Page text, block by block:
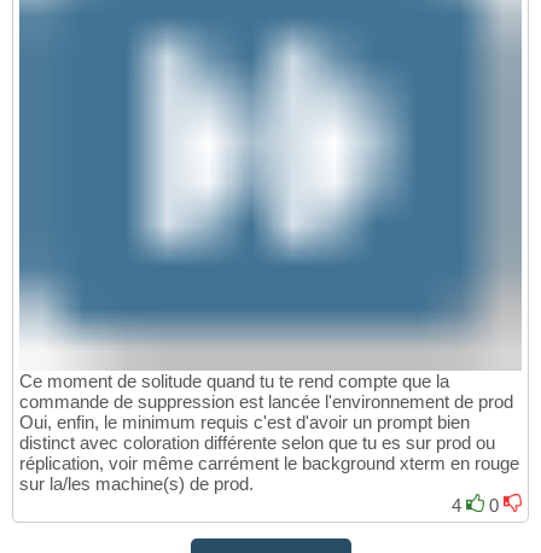
Ce moment de solitude quand tu te rend compte que la
commande de suppression est lancée l'environnement de prod
Oui, enfin, le minimum requis c'est d'avoir un prompt bien
distinct avec coloration différente selon que tu es sur prod ou
réplication, voir même carrément le background xterm en rouge
sur la/les machine(s) de prod.
4
0